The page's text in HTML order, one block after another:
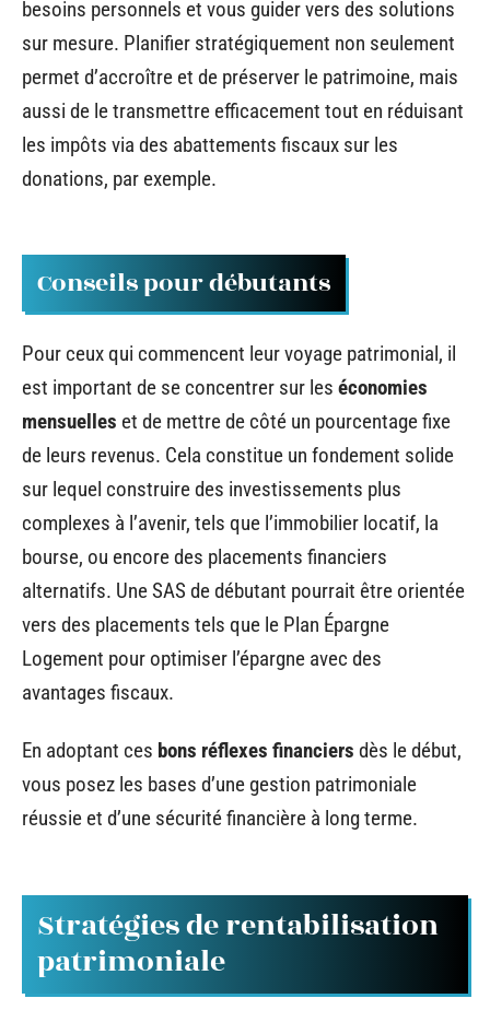
besoins personnels et vous guider vers des solutions
sur mesure. Planifier stratégiquement non seulement
permet d’accroître et de préserver le patrimoine, mais
aussi de le transmettre efficacement tout en réduisant
les impôts via des abattements fiscaux sur les
donations, par exemple.
Conseils pour débutants
Pour ceux qui commencent leur voyage patrimonial, il
est important de se concentrer sur les économies
mensuelles et de mettre de côté un pourcentage fixe
de leurs revenus. Cela constitue un fondement solide
sur lequel construire des investissements plus
complexes à l’avenir, tels que l’immobilier locatif, la
bourse, ou encore des placements financiers
alternatifs. Une SAS de débutant pourrait être orientée
vers des placements tels que le Plan Épargne
Logement pour optimiser l’épargne avec des
avantages fiscaux.
En adoptant ces bons réflexes financiers dès le début,
vous posez les bases d’une gestion patrimoniale
réussie et d’une sécurité financière à long terme.
Stratégies de rentabilisation
patrimoniale